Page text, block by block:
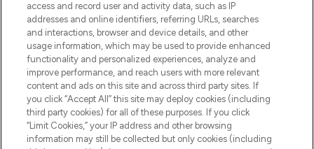
55€ d'achat.
Consentement aux cookies
Do Not Sell or Share My Personal
Information
AIDE ET INFORMATIONS
INFORMATIONS GÉNÉRALES
access and record user and activity data, such as IP
addresses and online identifiers, referring URLs, searches
and interactions, browser and device details, and other
usage information, which may be used to provide enhanced
functionality and personalized experiences, analyze and
improve performance, and reach users with more relevant
content and ads on this site and across third party sites. If
you click “Accept All” this site may deploy cookies (including
third party cookies) for all of these purposes. If you click
“Limit Cookies,” your IP address and other browsing
information may still be collected but only cookies (including